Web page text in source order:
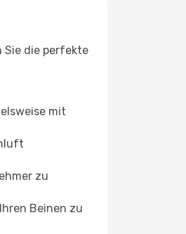
Sie die perfekte
mit
zu
Beinen zu